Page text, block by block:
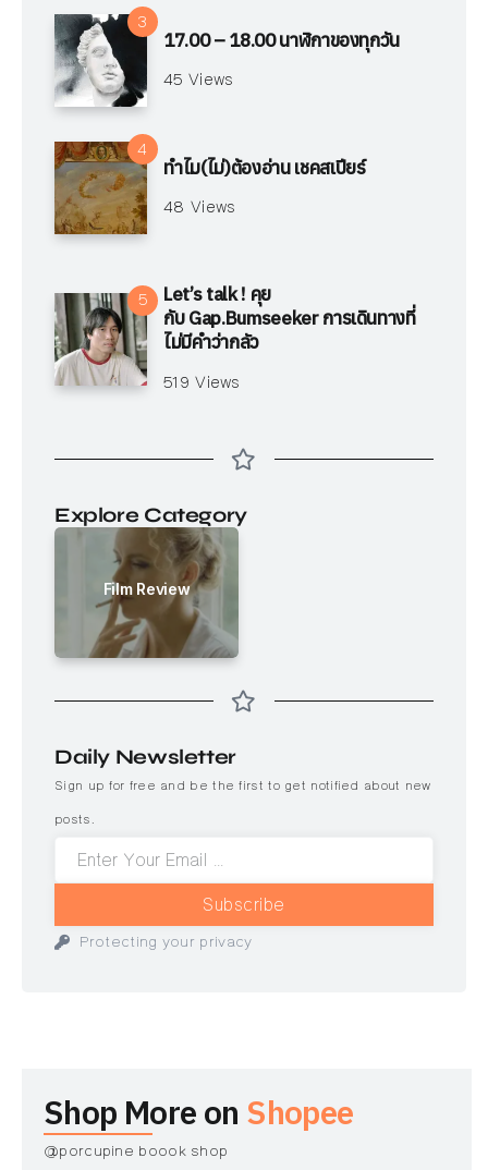
17.00 – 18.00 นาฬิกาของทุกวัน
45 Views
ทำไม(ไม่)ต้องอ่าน เชคสเปียร์
48 Views
Let’s talk ! คุย
กับ Gap.Bumseeker การเดินทางที่
ไม่มีคำว่ากลัว
519 Views
Explore Category
Film Review
Daily Newsletter
Sign up for free and be the first to get notified about new
posts.
Subscribe
Protecting your privacy
Shop More on Shopee
@porcupine boook shop